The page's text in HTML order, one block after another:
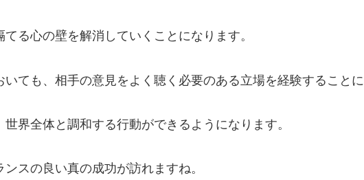
る心の壁を解消していくことになります。
ても、相手の意見をよく聴く必要のある立場を経験することに
界全体と調和する行動ができるようになります。
スの良い真の成功が訪れますね。